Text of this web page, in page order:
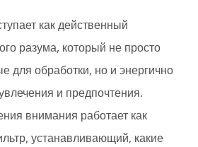
как действенный
разума, который не просто
для обработки, но и энергично
и предпочтения.
внимания работает как
устанавливающий, какие